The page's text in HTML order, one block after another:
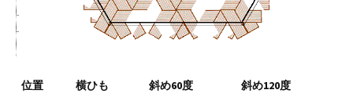
位置 横ひも 斜め60度 斜め120度